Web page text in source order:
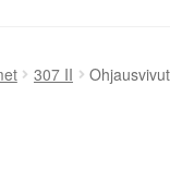
307 II